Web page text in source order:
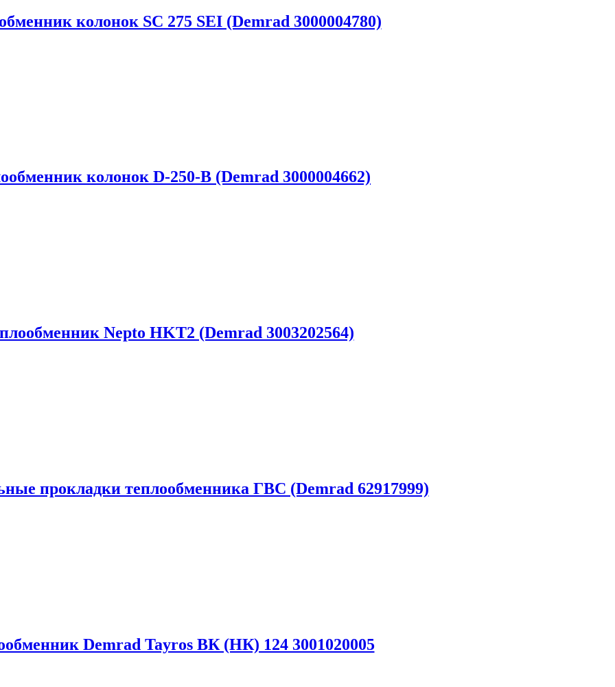
колонок SC 275 SEI (Demrad 3000004780)
колонок D-250-B (Demrad 3000004662)
Nepto HKT2 (Demrad 3003202564)
прокладки теплообменника ГВС (Demrad 62917999)
Demrad Tayros ВК (НК) 124 3001020005